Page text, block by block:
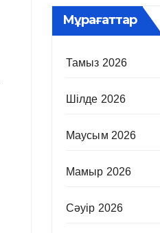
Мұрағаттар
Тамыз 2026
Шілде 2026
Маусым 2026
Мамыр 2026
Сәуір 2026